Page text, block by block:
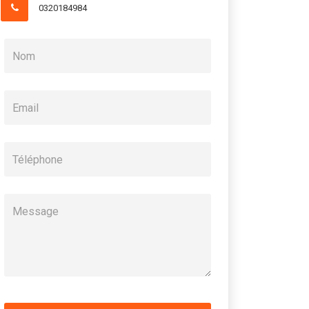
0320184984